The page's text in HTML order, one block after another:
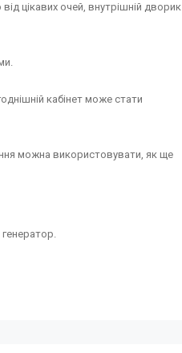
цікавих очей, внутрішній дворик
кабінет може стати
можна використовувати, як ще